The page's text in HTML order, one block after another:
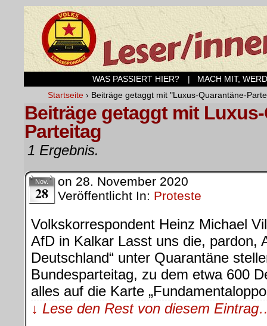
WAS PASSIERT HIER?
| MACH MIT,
Startseite › Beiträge getaggt mit "Luxus-Quarantäne-
Beiträge getaggt mit
Parteitag
1 Ergebnis.
Nov.
28
on 28. November 2020
Veröffentlicht In: Proteste
Volkskorrespondent Heinz Michael
AfD in Kalkar Lasst uns die, pardon,
Deutschland“ unter Quarantäne
Bundesparteitag, zu dem etwa 600
alles auf die Karte
↓ Lese den Rest von diesem